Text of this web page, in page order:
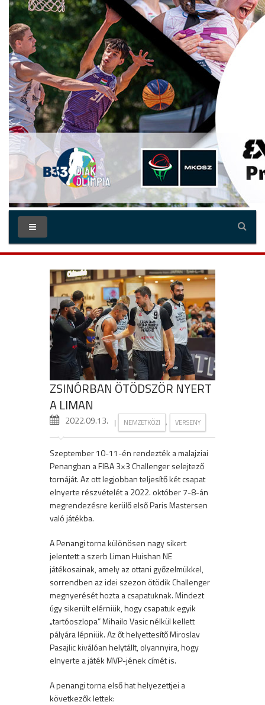
ZSINÓRBAN ÖTÖDSZÖR NYERT
A LIMAN
2022.09.13. | NEMZETKÖZI , VERSENY
Szeptember 10-11-én rendezték a malajziai
Penangban a FIBA 3×3 Challenger selejtező
tornáját. Az ott legjobban teljesítő két csapat
elnyerte részvételét a 2022. október 7-8-án
megrendezésre kerülő első Paris Mastersen
való játékba.
A Penangi torna különösen nagy sikert
jelentett a szerb Liman Huishan NE
játékosainak, amely az ottani győzelmükkel,
sorrendben az idei szezon ötödik Challenger
megnyerését hozta a csapatuknak. Mindezt
úgy sikerült elérniük, hogy csapatuk egyik
„tartóoszlopa” Mihailo Vasic nélkül kellett
pályára lépniük. Az őt helyettesítő Miroslav
Pasajlic kiválóan helytállt, olyannyira, hogy
elnyerte a játék MVP-jének címét is.
A penangi torna első hat helyezettjei a
következők lettek: